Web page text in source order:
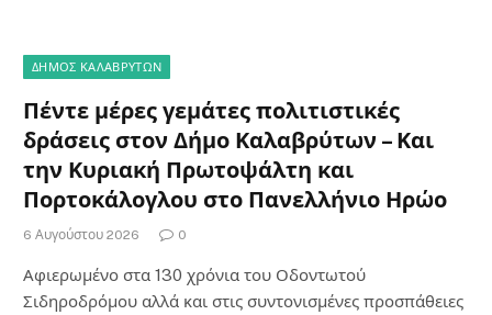
ΔΗΜΟΣ ΚΑΛΑΒΡΥΤΩΝ
Πέντε μέρες γεμάτες πολιτιστικές
δράσεις στον Δήμο Καλαβρύτων – Και
την Κυριακή Πρωτοψάλτη και
Πορτοκάλογλου στο Πανελλήνιο Ηρώο
6 Αυγούστου 2026 0
Αφιερωμένο στα 130 χρόνια του Οδοντωτού
Σιδηροδρόμου αλλά και στις συντονισμένες προσπάθειες